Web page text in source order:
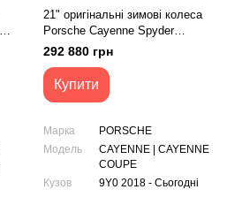
21" оригінальні зимові колеса
Porsche Cayenne Spyder
(9Y0601025CD/9Y0601025CE)
292 880 грн
Купити
Марка
PORSCHE
Модель
CAYENNE | CAYENNE
COUPE
Кузов
9Y0 2018 - Сьогодні